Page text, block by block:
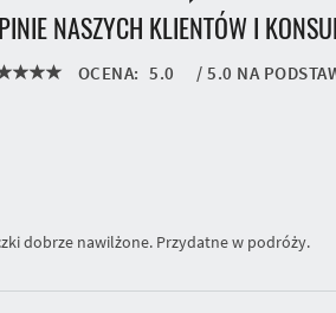
NASZYCH KLIENTÓW I
OCENA: 5.0 / 5.0 NA
dobrze nawilżone. Przydatne w podróży.